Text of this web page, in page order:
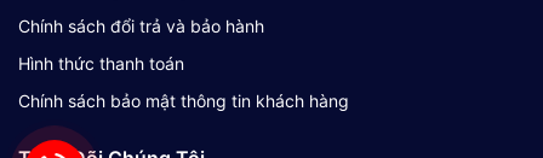
Chính sách đổi trả và bảo hành
Hình thức thanh toán
Chính sách bảo mật thông tin khách hàng